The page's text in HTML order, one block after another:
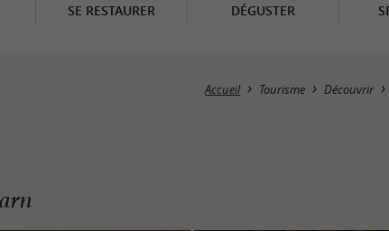
SE RESTAURER DÉGUSTER
Accueil Tourisme Découvrir